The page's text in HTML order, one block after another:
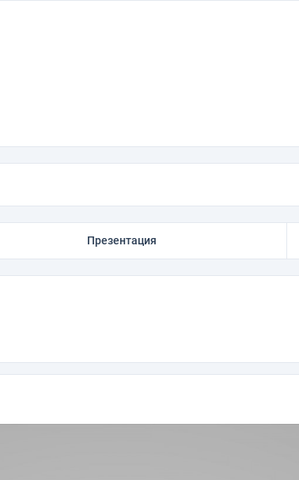
Презентация